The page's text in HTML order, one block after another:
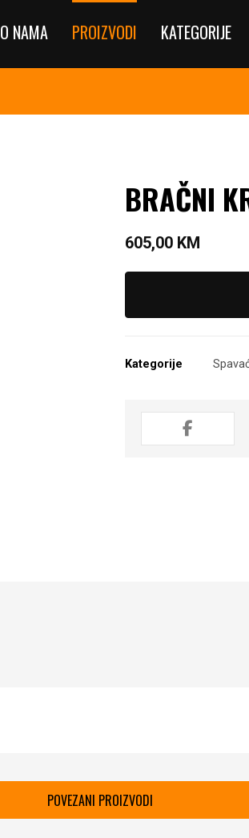
O NAMA PROIZVODI KATEGORIJE
BRAČNI
605,00 KM
Kategorije
POVEZANI PROIZVODI